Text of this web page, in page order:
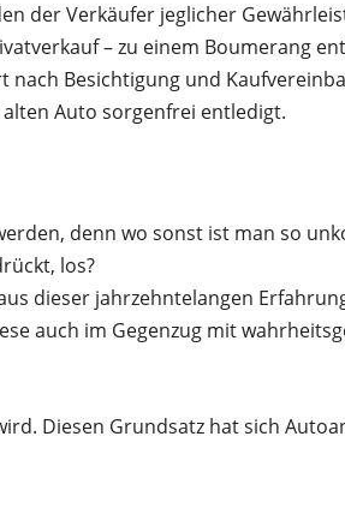
der Verkäufer jeglicher
– zu einem Boumerang
Besichtigung und
Auto sorgenfrei entledigt.
denn wo sonst ist man so
los?
dieser jahrzehntelangen
auch im Gegenzug mit
Diesen Grundsatz hat sich